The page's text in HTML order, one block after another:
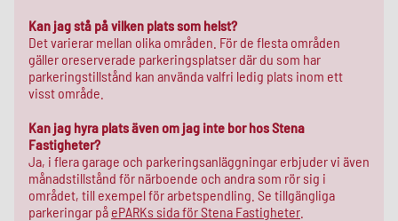
Kan jag stå på vilken plats som helst?
Det varierar mellan olika områden. För de flesta områden
gäller oreserverade parkeringsplatser där du som har
parkeringstillstånd kan använda valfri ledig plats inom ett
visst område.
Kan jag hyra plats även om jag inte bor hos Stena
Fastigheter?
Ja, i flera garage och parkeringsanläggningar erbjuder vi även
månadstillstånd för närboende och andra som rör sig i
området, till exempel för arbetspendling. Se tillgängliga
parkeringar på ePARKs sida för Stena Fastigheter